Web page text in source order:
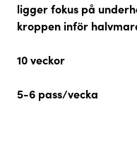
ligger fokus på
kroppen inför
10 veckor
5-6 pass/vecka